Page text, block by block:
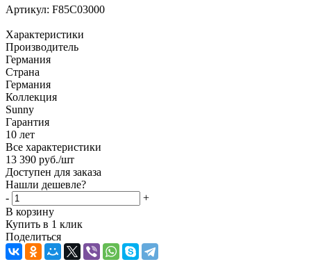
Артикул: F85C03000
Характеристики
Производитель
Германия
Страна
Германия
Коллекция
Sunny
Гарантия
10 лет
Все характеристики
13 390 руб./шт
Доступен для заказа
Нашли дешевле?
-
+
В корзину
Купить в 1 клик
Поделиться